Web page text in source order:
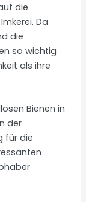
die
Da
die
so wichtig
als ihre
Bienen in
der
für die